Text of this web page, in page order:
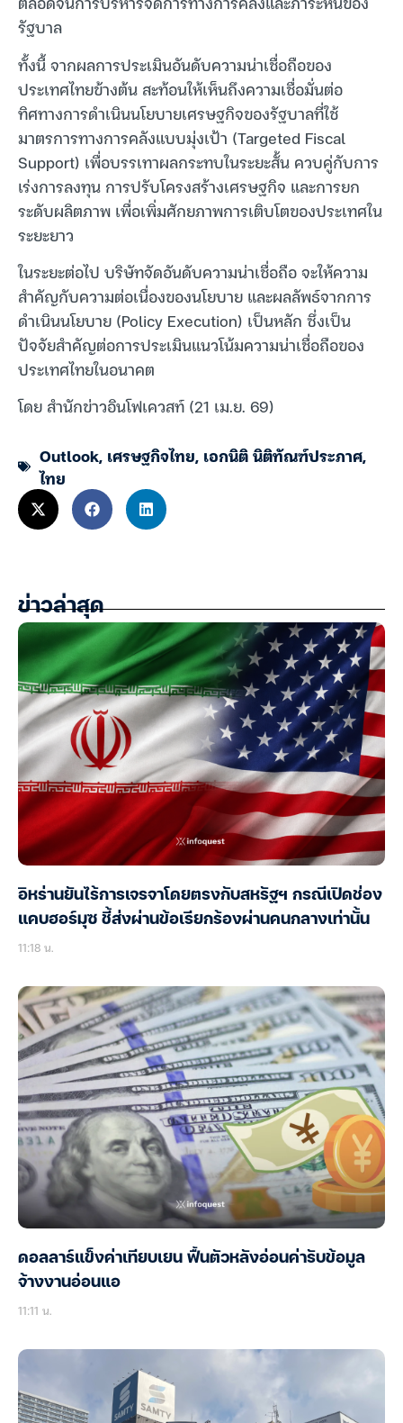
รัฐบาล
ทั้งนี้ จากผลการประเมินอันดับความน่าเชื่อถือของ
ประเทศไทยข้างต้น สะท้อนให้เห็นถึงความเชื่อมั่นต่อ
ทิศทางการดำเนินนโยบายเศรษฐกิจของรัฐบาลที่ใช้
มาตรการทางการคลังแบบมุ่งเป้า (Targeted Fiscal
Support) เพื่อบรรเทาผลกระทบในระยะสั้น ควบคู่กับการ
เร่งการลงทุน การปรับโครงสร้างเศรษฐกิจ และการยก
ระดับผลิตภาพ เพื่อเพิ่มศักยภาพการเติบโตของประเทศใน
ระยะยาว
ในระยะต่อไป บริษัทจัดอันดับความน่าเชื่อถือ จะให้ความ
สำคัญกับความต่อเนื่องของนโยบาย และผลลัพธ์จากการ
ดำเนินนโยบาย (Policy Execution) เป็นหลัก ซึ่งเป็น
ปัจจัยสำคัญต่อการประเมินแนวโน้มความน่าเชื่อถือของ
ประเทศไทยในอนาคต
โดย สำนักข่าวอินโฟเควสท์ (21 เม.ย. 69)
Outlook, เศรษฐกิจไทย, เอกนิติ นิติทัณฑ์ประภาศ,
ไทย
ข่าวล่าสุด
อิหร่านยันไร้การเจรจาโดยตรงกับสหรัฐฯ กรณีเปิดช่อง
แคบฮอร์มุซ ชี้ส่งผ่านข้อเรียกร้องผ่านคนกลางเท่านั้น
11:18 น.
ดอลลาร์แข็งค่าเทียบเยน ฟื้นตัวหลังอ่อนค่ารับข้อมูล
จ้างงานอ่อนแอ
11:11 น.